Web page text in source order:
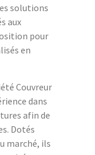
solutions
aux
pour
en
Couvreur
dans
afin de
Dotés
marché, ils